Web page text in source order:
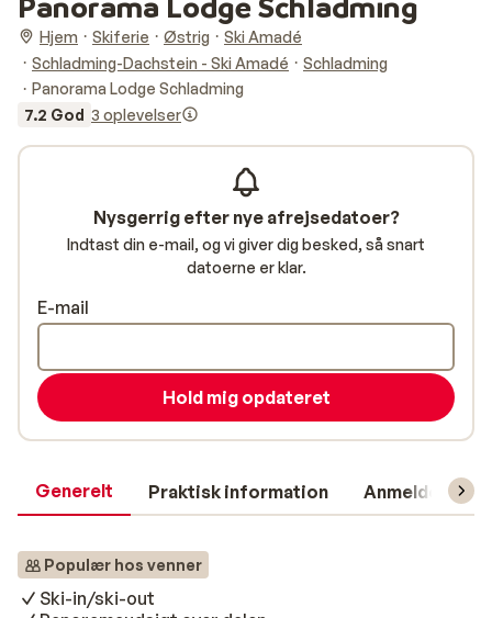
Hjem Skiferie Østrig
Ski Amadé
Schladming-Dachstein - Ski Amadé
Schladming
Panorama Lodge Schladming
7.2 God 3 oplevelser
Generelt Praktisk information Anmeldelser
Populær hos venner
Ski-in/ski-out
Nysgerrig efter nye afrejsedatoer?
Indtast din e-mail, og vi giver dig besked, så snart
datoerne er klar.
E-mail
Hold mig opdateret